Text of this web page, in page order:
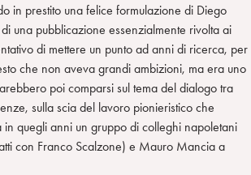
in prestito una felice formulazione di Diego
una pubblicazione essenzialmente rivolta ai
di mettere un punto ad anni di ricerca, per
che non aveva grandi ambizioni, ma era uno
poi comparsi sul tema del dialogo tra
sulla scia del lavoro pionieristico che
in quegli anni un gruppo di colleghi napoletani
con Franco Scalzone) e Mauro Mancia a